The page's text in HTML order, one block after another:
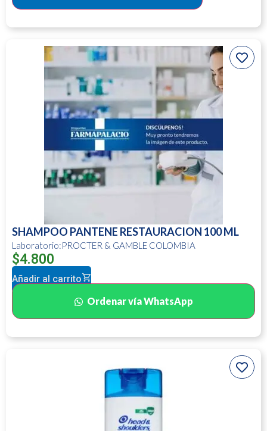
SHAMPOO PANTENE RESTAURACION 100 ML
Laboratorio:PROCTER & GAMBLE COLOMBIA
$4.800
Añadir al carrito
Ordenar vía WhatsApp